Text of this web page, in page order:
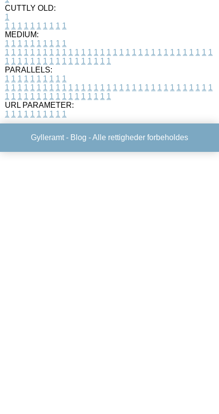
CUTTLY OLD:
1
1 1 1 1 1 1 1 1 1 1
MEDIUM:
1 1 1 1 1 1 1 1 1 1
1 1 1 1 1 1 1 1 1 1 1 1 1 1 1 1 1 1 1 1 1 1 1 1 1 1 1 1 1 1 1 1 1
1 1 1 1 1 1 1 1 1 1 1 1 1 1 1 1 1
PARALLELS:
1 1 1 1 1 1 1 1 1 1
1 1 1 1 1 1 1 1 1 1 1 1 1 1 1 1 1 1 1 1 1 1 1 1 1 1 1 1 1 1 1 1 1
1 1 1 1 1 1 1 1 1 1 1 1 1 1 1 1 1
URL PARAMETER:
1 1 1 1 1 1 1 1 1 1
Gylleramt - Blog - Alle rettigheder forbeholdes